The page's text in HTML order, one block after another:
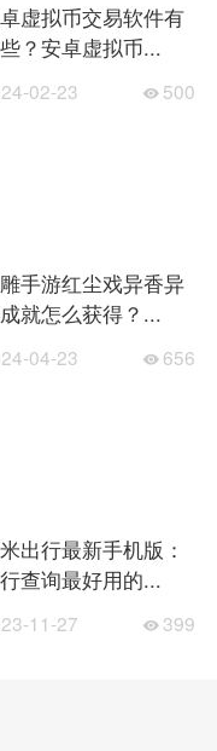
虚拟币交易软件有
？安卓虚拟币...
02-23 500
手游红尘戏异香异
就怎么获得？...
04-23 656
出行最新手机版：
查询最好用的...
11-27 399